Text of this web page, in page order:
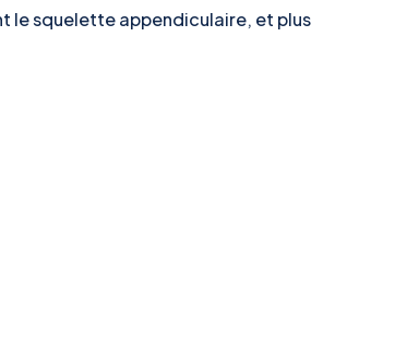
le squelette appendiculaire, et plus